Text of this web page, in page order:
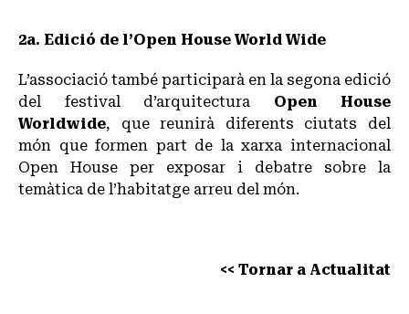
2a. Edició de l’Open House World Wide
L’associació també participarà en la segona edició
del festival d’arquitectura Open House
Worldwide, que reunirà diferents ciutats del
món que formen part de la xarxa internacional
Open House per exposar i debatre sobre la
temàtica de l’habitatge arreu del món.
<< Tornar a Actualitat